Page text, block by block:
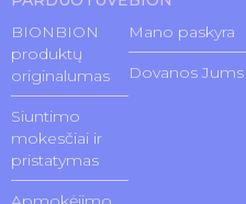
BIONBION
produktų
originalumas
Siuntimo
mokesčiai ir
pristatymas
Mano paskyra
Dovanos Jums